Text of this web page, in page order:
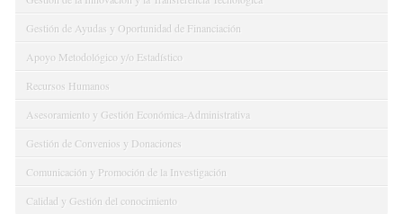
Gestión de Ayudas y Oportunidad de Financiación
Apoyo Metodológico y/o Estadístico
Recursos Humanos
Asesoramiento y Gestión Económica-Administrativa
Gestión de Convenios y Donaciones
Comunicación y Promoción de la Investigación
Calidad y Gestión del conocimiento